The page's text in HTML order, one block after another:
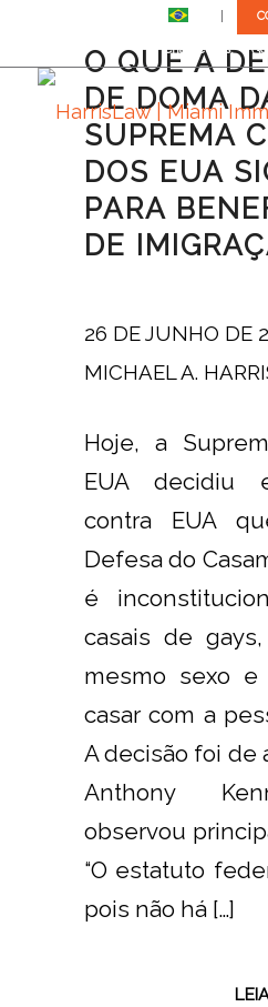
Chame-nos: +1
O QUE A
DE DOMA
SUPREMA
DOS EUA
PARA
DE
26 DE JUNHO DE
/
MICHAEL A.
Hoje, a
EUA decidiu
contra EUA
Defesa do
é
casais de
mesmo sexo e
casar com a
A decisão foi de
Anthony
observou
“O estatuto
pois não há […]